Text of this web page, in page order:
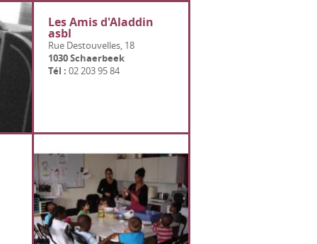
Les Amis d'Aladdin
asbl
Rue Destouvelles, 18
1030 Schaerbeek
Tél : 02 203 95 84